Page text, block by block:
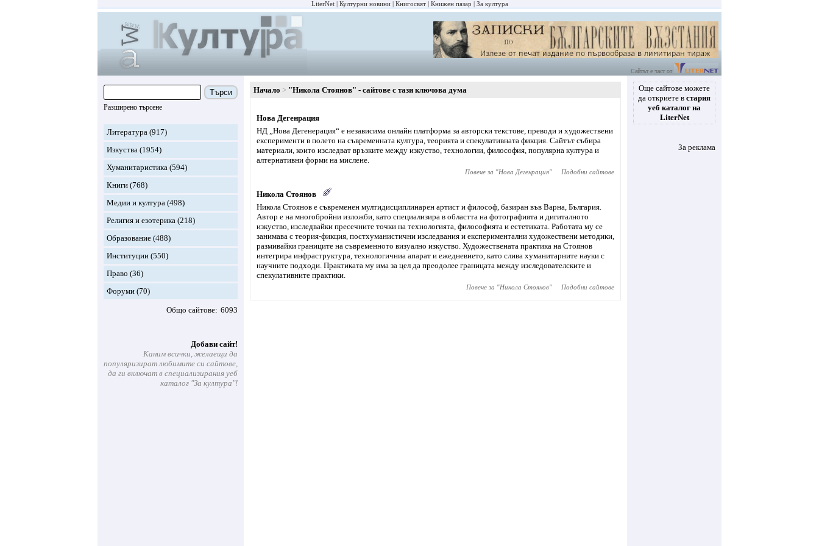
LiterNet Културни новини Книгосвят Книжен пазар За култура
Сайтът е част от
Търси
Разширено търсене
Литература (917)
Изкуства (1954)
Хуманитаристика (594)
Книги (768)
Медии и култура (498)
Религия и езотерика (218)
Образование (488)
Институции (550)
Право (36)
Форуми (70)
Общо сайтове 6093
Добави сайт!
Каним всички, желаещи да
популяризират любимите си сайтове,
да ги включат в специализирания уеб
каталог "За култура"!
Начало "Никола Стоянов" - сайтове с тази ключова дума
Нова Дегенрация
НД „Нова Дегенерация“ е независима онлайн платформа за авторски текстове, преводи и художествени
експерименти в полето на съвременната култура, теорията и спекулативната фикция. Сайтът събира
материали, които изследват връзките между изкуство, технологии, философия, популярна култура и
алтернативни форми на мислене.
Повече за "Нова Дегенрация" Подобни сайтове
Никола Стоянов
Никола Стоянов е съвременен мултидисциплинарен артист и философ, базиран във Варна, България.
Автор е на многобройни изложби, като специализира в областта на фотографията и дигиталното
изкуство, изследвайки пресечните точки на технологията, философията и естетиката. Работата му се
занимава с теория-фикция, постхуманистични изследвания и експериментални художествени методики,
размивайки границите на съвременното визуално изкуство. Художествената практика на Стоянов
интегрира инфраструктура, технологичниа апарат и ежедневието, като слива хуманитарните науки с
научните подходи. Практиката му има за цел да преодолее границата между изследователските и
спекулативните практики.
Повече за "Никола Стоянов" Подобни сайтове
Още сайтове можете
да откриете в стария
уеб каталог на
LiterNet
За реклама